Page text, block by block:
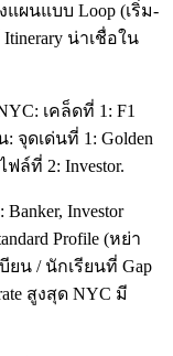
แผนแบบ Loop (เริ่ม-
น่าเชื่อใน
เคล็ดที่ 1: F1
จุดเด่นที่ 1: Golden
ล์ที่ 2: Investor.
Investor
Profile (หย่า
ยน / นักเรียนที่ Gap
สูงสุด NYC มี